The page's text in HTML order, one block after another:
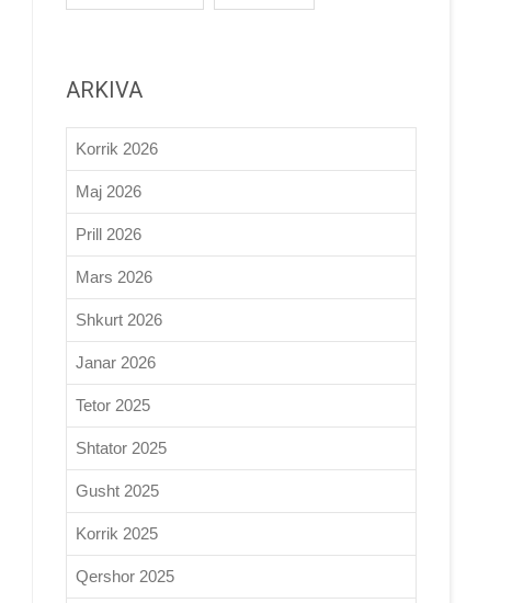
ARKIVA
Korrik 2026
Maj 2026
Prill 2026
Mars 2026
Shkurt 2026
Janar 2026
Tetor 2025
Shtator 2025
Gusht 2025
Korrik 2025
Qershor 2025